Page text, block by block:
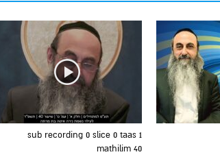
sub recording 0 slice 0 taas 1
mathilim 40